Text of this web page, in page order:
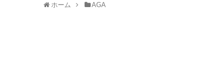
ホーム AGA